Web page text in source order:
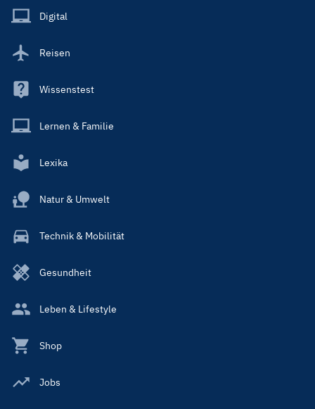
Main
Digital
Reisen
Wissenstest
Lernen & Familie
Lexika
Natur & Umwelt
Technik & Mobilität
Gesundheit
Leben & Lifestyle
Shop
Jobs